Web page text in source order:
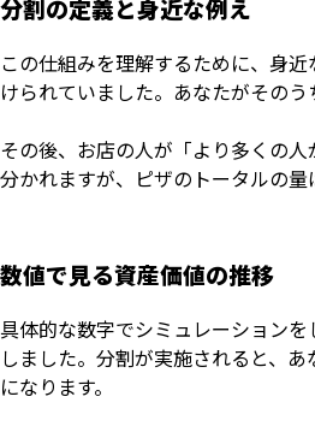
分割の定義と身近な例え
この仕組みを理解するために、身
けられていました。あなたがその
その後、お店の人が「より多くの
分かれますが、ピザのトータルの
数値で見る資産価値の推移
具体的な数字でシミュレーション
しました。分割が実施されると、
になります。